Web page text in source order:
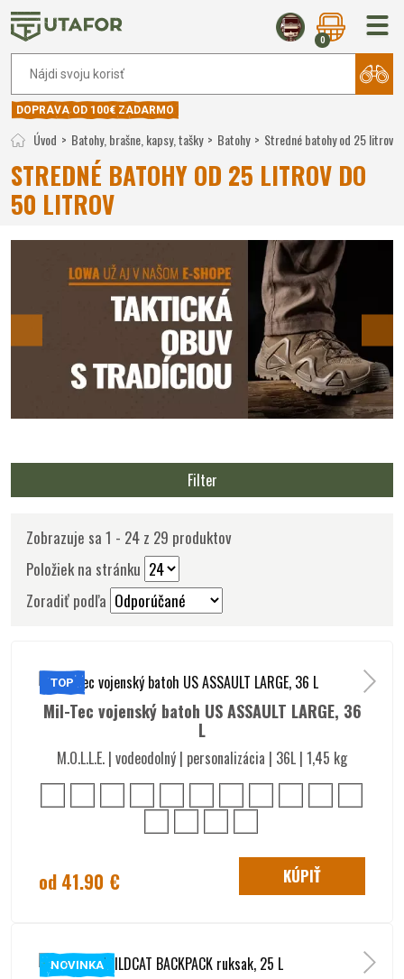
0
DOPRAVA OD 100€ ZADARMO
Úvod Batohy, brašne, kapsy, tašky Batohy Stredné batohy od 25 litrov
STREDNÉ BATOHY OD 25 LITROV DO
50 LITROV
Filter
Zobrazuje sa 1 - 24 z 29 produktov
Položiek na stránku
Zoradiť podľa
TOP
Mil-Tec vojenský batoh US ASSAULT LARGE, 36
L
M.O.L.L.E. | vodeodolný | personalizácia | 36L | 1,45 kg
od 41.90 € KÚPIŤ
NOVINKA